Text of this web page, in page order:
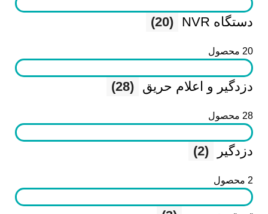
دستگاه NVR (20)
20 محصول
دزدگیر و اعلام حریق (28)
28 محصول
دزدگیر (2)
2 محصول